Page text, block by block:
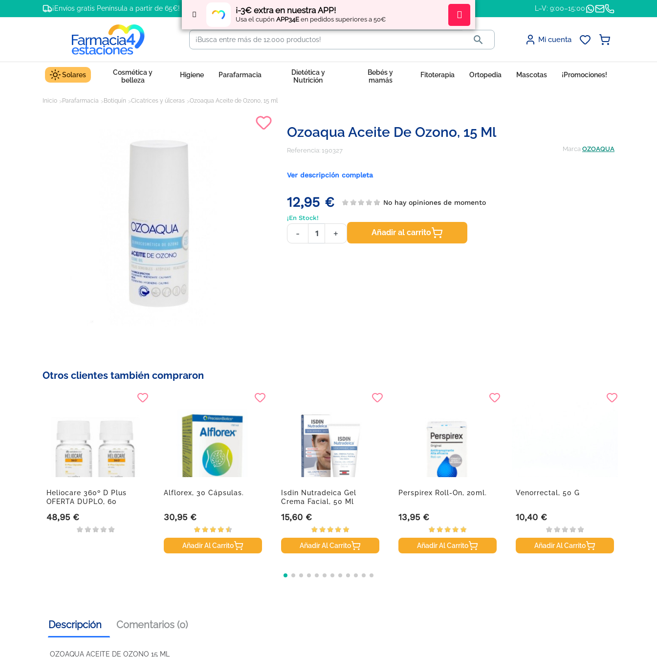
¡-3€ extra en nuestra APP!
Usa el cupón APP34E en pedidos superiores a 50€
¡Envíos gratis Península a partir de 65€! Regístratey obtén L–V: 9:00–15:00
 Mi cuenta
Solares
Cosmética y
belleza
Higiene Parafarmacia
Dietética y
Nutrición
Bebés y
mamás
Fitoterapia Ortopedia Mascotas ¡Promociones!
Inicio Parafarmacia Botiquín Cicatrices y úlceras Ozoaqua Aceite de Ozono, 15 ml
Ozoaqua Aceite De Ozono, 15 Ml
Referencia: 190327 Marca OZOAQUA
Ver descripción completa
12,95 € No hay opiniones de momento
¡En Stock!
- + Añadir al carrito
Otros clientes también compraron
Heliocare 360º D Plus
OFERTA DUPLO, 60
Precio
48,95 €
Alflorex, 30 Cápsulas.
Precio
30,95 €
Añadir Al Carrito
Isdin Nutradeica Gel
Crema Facial, 50 Ml
Precio
15,60 €
Añadir Al Carrito
Perspirex Roll-On, 20ml.
Precio
13,95 €
Añadir Al Carrito
Venorrectal, 50 G
Precio
10,40 €
Añadir Al Carrito
Descripción Comentarios (0)
OZOAQUA ACEITE DE OZONO 15 ML